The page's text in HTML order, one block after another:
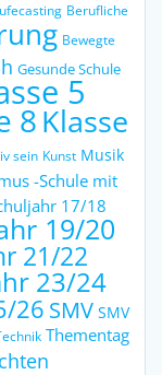
Berufliche
Bewegte
Gesunde Schule
5
8Klasse
sein Kunst Musik
-Schule mit
17/18
19/20
21/22
23/24
26 SMV SMV
Thementag